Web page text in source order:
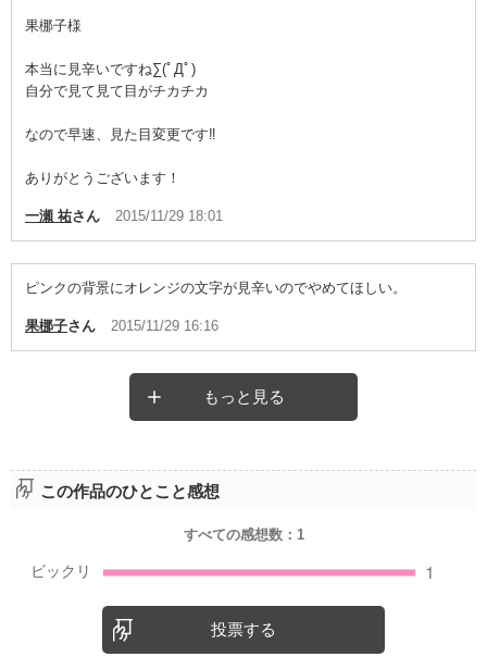
果梛子様
本当に見辛いですね∑(ﾟДﾟ)
自分で見て見て目がチカチカ
なので早速、見た目変更です‼
ありがとうございます！
一瀬 祐さん 2015/11/29 18:01
ピンクの背景にオレンジの文字が見辛いのでやめてほしい。
果梛子さん 2015/11/29 16:16
もっと見る
この作品のひとこと感想
すべての感想数： 1
投票する